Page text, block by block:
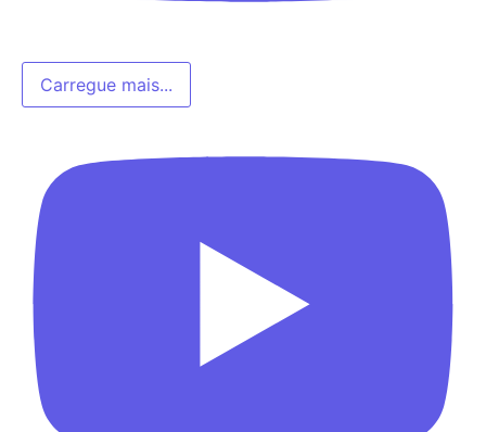
Carregue mais...